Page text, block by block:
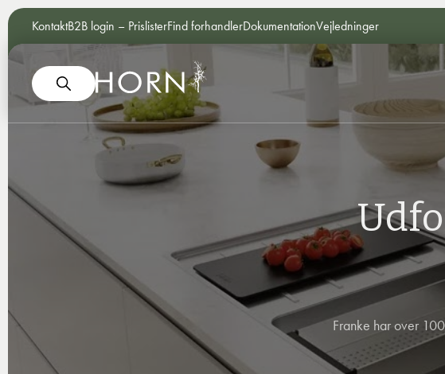
KontaktB2B login – PrislisterFind forhandlerDokumentationVejledninger
Franke har over